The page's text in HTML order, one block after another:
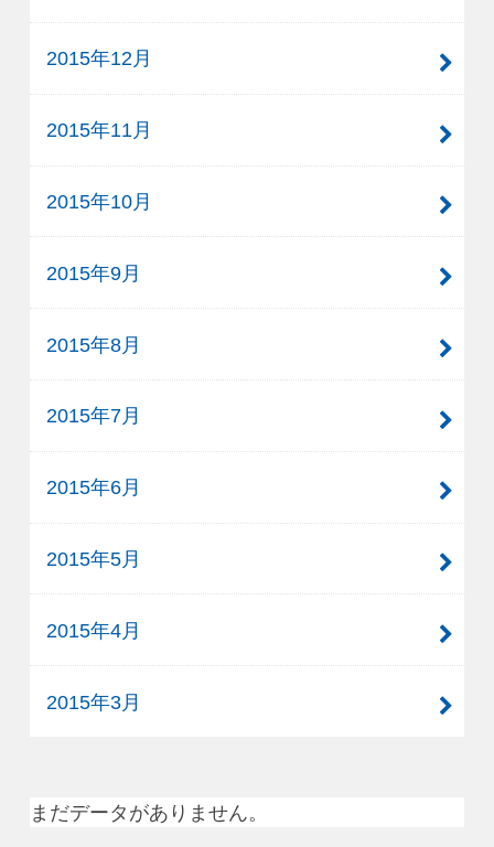
2015年12月
2015年11月
2015年10月
2015年9月
2015年8月
2015年7月
2015年6月
2015年5月
2015年4月
2015年3月
まだデータがありません。